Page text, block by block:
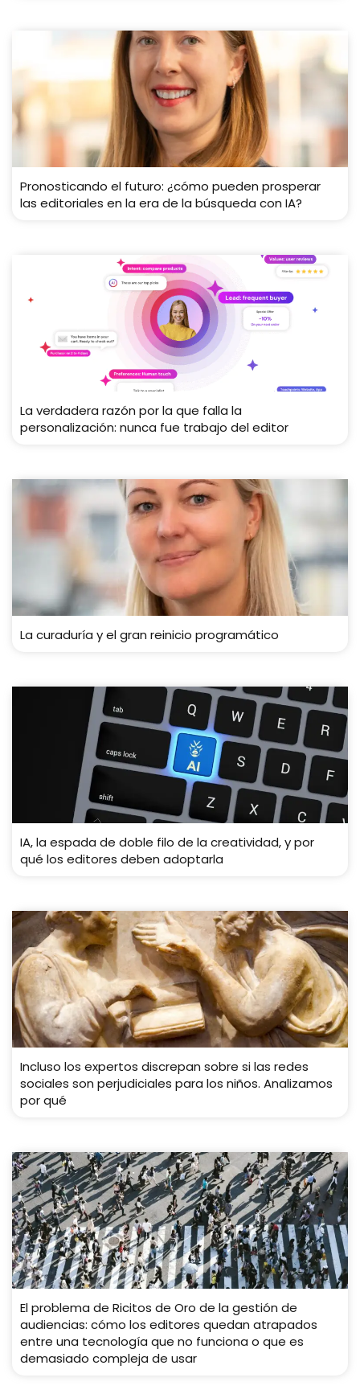
Pronosticando el futuro: ¿cómo pueden prosperar
las editoriales en la era de la búsqueda con IA?
La verdadera razón por la que falla la
personalización: nunca fue trabajo del editor
La curaduría y el gran reinicio programático
IA, la espada de doble filo de la creatividad, y por
qué los editores deben adoptarla
Incluso los expertos discrepan sobre si las redes
sociales son perjudiciales para los niños. Analizamos
por qué
El problema de Ricitos de Oro de la gestión de
audiencias: cómo los editores quedan atrapados
entre una tecnología que no funciona o que es
demasiado compleja de usar